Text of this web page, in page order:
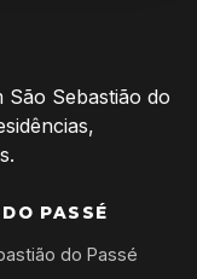
São Sebastião do
PASSÉ
do Passé